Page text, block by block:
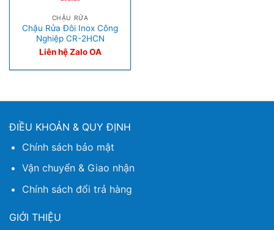
CHẬU RỬA
Chậu Rửa Đôi Inox Công
Nghiệp CR-2HCN
Liên hệ Zalo OA
ĐIỀU KHOẢN & QUY ĐỊNH
Chính sách bảo mật
Vận chuyển & Giao nhận
Chính sách đổi trả hàng
GIỚI THIỆU